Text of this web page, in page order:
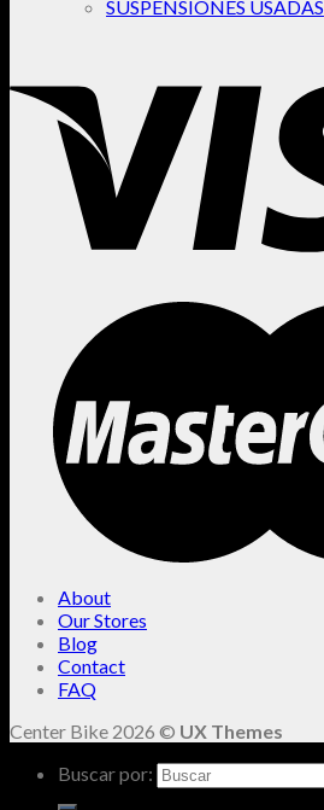
SUSPENSIONES USADAS
About
Our Stores
Blog
Contact
FAQ
Center Bike 2026 © UX Themes
Buscar por: